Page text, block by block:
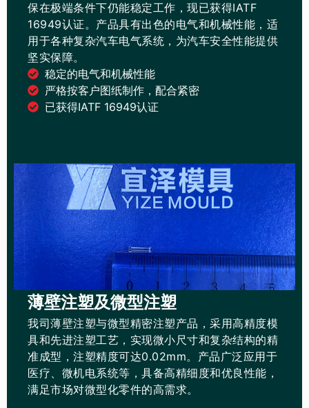
保在极端条件下仍能稳定工作，现已获得IATF
16949认证。产品具有出色的电气和机械性能，适
用于各种复杂汽车电气系统，为汽车安全性能提供
坚实保障。
稳定的电气和机械性能
严格按客户图纸制作，配合紧密
已获得IATF 16949认证
薄壁注塑及微型注塑
我司薄壁注塑与微型精密注塑产品，采用高精度模
具和先进注塑工艺，实现微小尺寸和复杂结构的精
准成型，注塑精度可达0.02mm。产品广泛应用于
医疗、微机电系统等，具备高精细度和优良性能，
满足市场对微型化零件的高需求。